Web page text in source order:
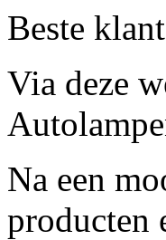
Beste
Via deze
Na een
producten